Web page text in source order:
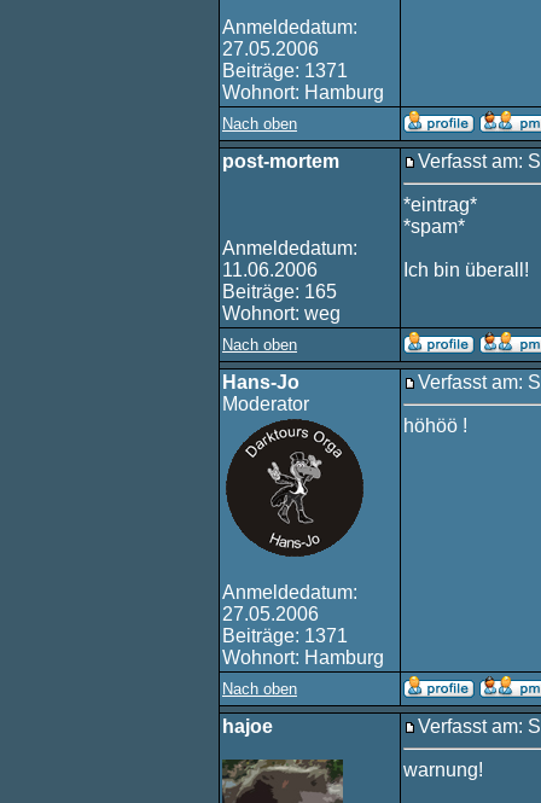
Anmeldedatum:
27.05.2006
Beiträge: 1371
Wohnort: Hamburg
Nach oben
post-mortem
Anmeldedatum:
11.06.2006
Beiträge: 165
Wohnort: weg
Verfasst am:
*eintrag*
*spam*
Ich bin überall!
Nach oben
Hans-Jo
Moderator
Anmeldedatum:
27.05.2006
Beiträge: 1371
Wohnort: Hamburg
Verfasst am:
höhöö !
Nach oben
hajoe Verfasst am:
warnung!